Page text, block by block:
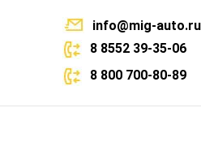
info@mig-auto.ru
8 8552 39-35-06
8 800 700-80-89